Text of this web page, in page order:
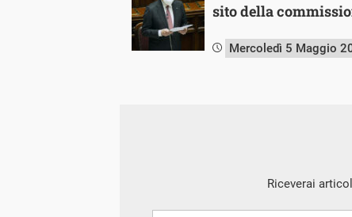
sito della
Mercoledì 5 Maggio
Riceverai